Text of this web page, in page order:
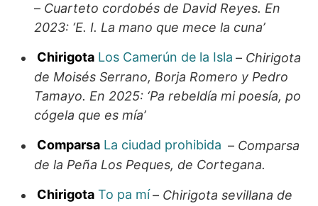
– Cuarteto cordobés de David Reyes. En
2023: ‘E. I. La mano que mece la cuna’
Chirigota Los Camerún de la Isla – Chirigota
de Moisés Serrano, Borja Romero y Pedro
Tamayo. En 2025: ‘Pa rebeldía mi poesía, po
cógela que es mía’
Comparsa La ciudad prohibida – Comparsa
de la Peña Los Peques, de Cortegana.
Chirigota To pa mí– Chirigota sevillana de